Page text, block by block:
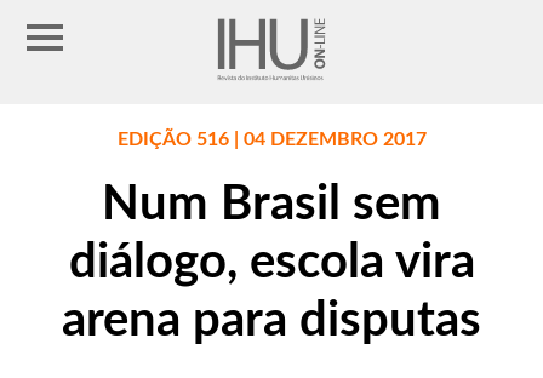
EDIÇÃO 516 | 04 DEZEMBRO 2017
Num Brasil sem
diálogo, escola vira
arena para disputas